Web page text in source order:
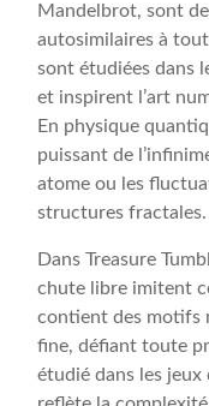
Mandelbrot, sont
autosimilaires à
sont étudiées dans
et inspirent l’art
En physique
puissant de
atome ou les
structures fractales.
Dans Treasure
chute libre imitent
contient des motifs
fine, défiant toute
étudié dans les